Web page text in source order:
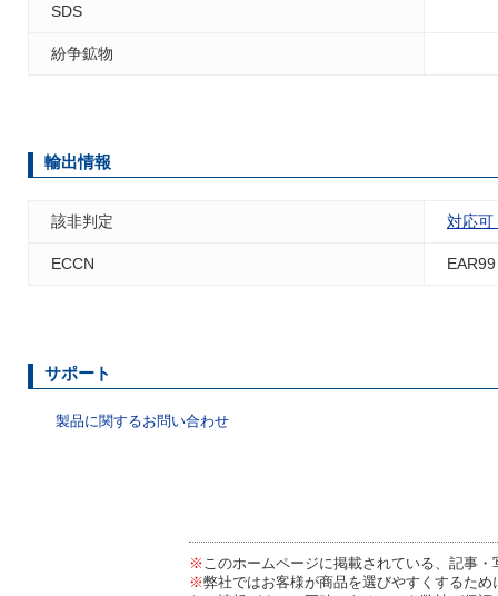
SDS
紛争鉱物
輸出情報
該非判定 対応可
ECCN EAR99
サポート
製品に関するお問い合わせ
※ このホームページに掲載されている、記事
※弊社ではお客様が商品を選びやすくするた